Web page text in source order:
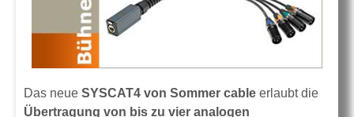
Das neue SYSCAT4 von Sommer cable erlaubt die
Übertragung von bis zu vier analogen